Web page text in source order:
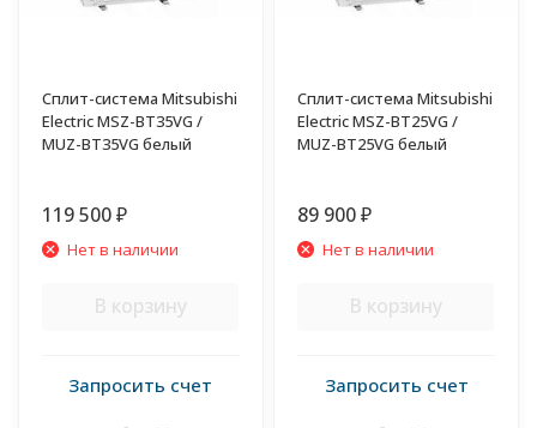
Сплит-система Mitsubishi
Electric MSZ-BT35VG /
MUZ-BT35VG белый
119 500 ₽
Нет в наличии
В корзину
Запросить счет
Сплит-система Mitsubishi
Electric MSZ-BT25VG /
MUZ-BT25VG белый
89 900 ₽
Нет в наличии
В корзину
Запросить счет